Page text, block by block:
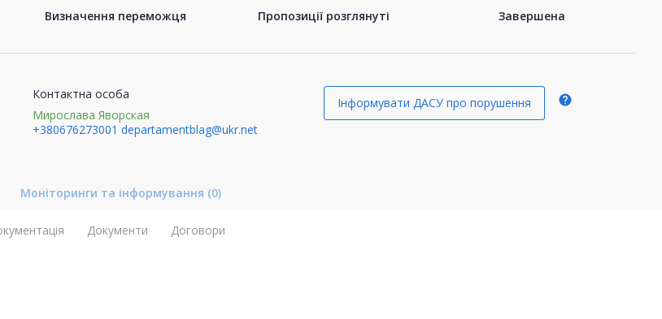
Визначення переможця Пропозиції розглянуті Завершена
Контактна особа
Мирослава Яворская
+380676273001 departamentblag@ukr.net
Інформувати ДАСУ про порушення help
Моніторинги та інформування (0)
Документи Договори